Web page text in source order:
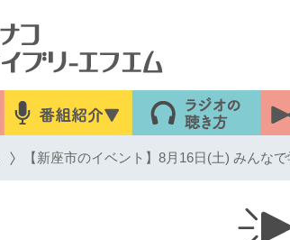
【新座市のイベント】8月16日(土) みんな